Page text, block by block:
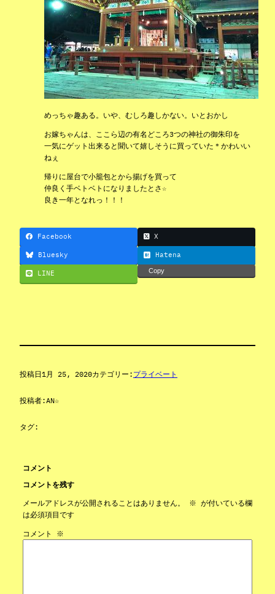
めっちゃ趣ある。いや、むしろ趣しかない。いとおかし
お嫁ちゃんは、ここら辺の有名どころ3つの神社の御朱印を
一気にゲット出来ると聞いて嬉しそうに買っていた＊かわいい
ねぇ
帰りに屋台で小籠包とから揚げを買って
仲良く手ベトベトになりましたとさ☆
良き一年となれっ！！！
Facebook X
Bluesky Hatena
LINE Copy
投稿日1月 25, 2020カテゴリー: プライベート
投稿者:AN☆
タグ:
コメント
コメントを残す
メールアドレスが公開されることはありません。
※ が付いている欄
は必須項目です
コメント ※